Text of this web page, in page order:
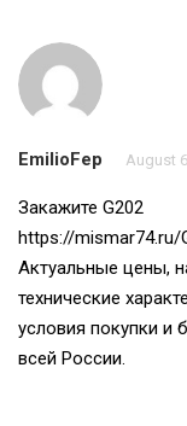
EmilioFep August
Закажите G202
https://mismar74.ru/
Актуальные цены,
технические
условия покупки и
всей России.